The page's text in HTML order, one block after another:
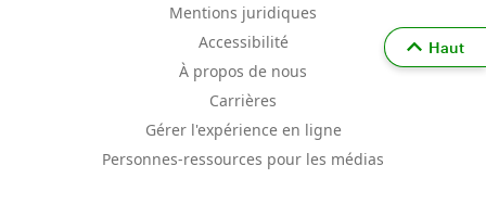
Mentions juridiques
Accessibilité
À propos de nous
Carrières
Gérer l'expérience en ligne
Personnes-ressources pour les médias
Haut